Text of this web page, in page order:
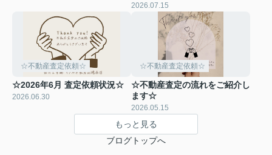
2026.07.15
☆不動産査定依頼☆
☆2026年6月 査定依頼状況☆
2026.06.30
☆不動産査定依頼☆
☆不動産査定の流れをご紹介し
ます☆
2026.05.15
もっと見る
ブログトップへ